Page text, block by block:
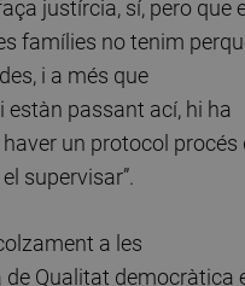
justírcia, sí, pero que
famílies no tenim
i a més que
estàn passant ací, hi ha
un protocol procés
supervisar”.
a les
de Qualitat democràtica